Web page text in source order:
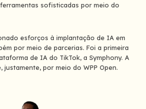
sofisticadas por meio do
esforços à implantação de IA em
por meio de parcerias. Foi a primeira
de IA do TikTok, a Symphony. A
por meio do WPP Open.